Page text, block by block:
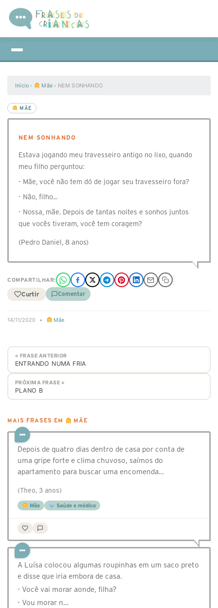
Início › Mãe › NEM SONHANDO
MÃE
NEM SONHANDO
Estava jogando meu travesseiro antigo no lixo, quando
meu filho perguntou:
- Mãe, você não tem dó de jogar seu travesseiro fora?
- Não, filho...
- Nossa, mãe. Depois de tantas noites e sonhos juntos
que vocês tiveram, você tem coragem?
(Pedro Daniel, 8 anos)
COMPARTILHAR:
Curtir Comentar
14/11/2020 • Mãe
« FRASE ANTERIOR
ENTRANDO NUMA FRIA
PRÓXIMA FRASE »
PLANO B
MAIS FRASES EM MÃE
Depois de quatro dias dentro de casa por conta de
uma gripe forte e clima chuvoso, saímos do
apartamento para buscar uma encomenda…
(Theo, 3 anos)
Mãe Saúde e médico
A Luísa colocou algumas roupinhas em um saco preto
e disse que iria embora de casa.
- Você vai morar aonde, filha?
- Vou morar n…